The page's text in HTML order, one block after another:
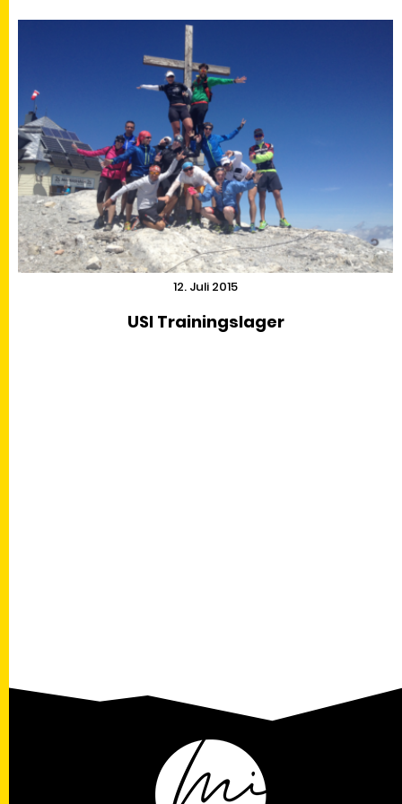
12. Juli 2015
USI Trainingslager